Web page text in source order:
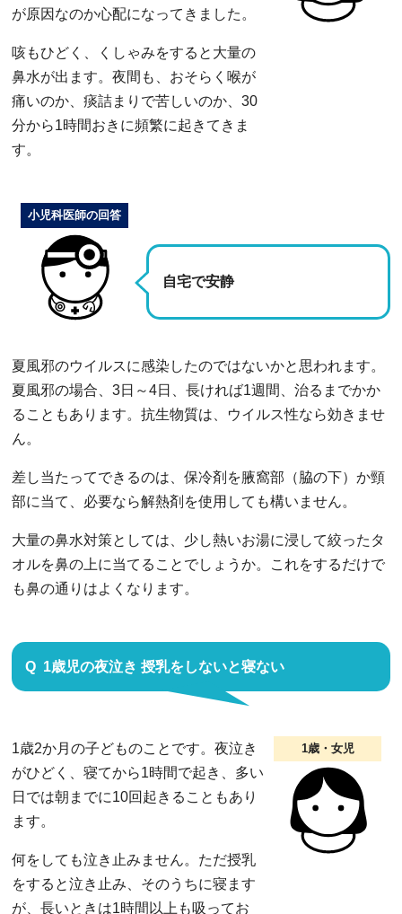
が原因なのか心配になってきました。
咳もひどく、くしゃみをすると大量の
鼻水が出ます。夜間も、おそらく喉が
痛いのか、痰詰まりで苦しいのか、30
分から1時間おきに頻繁に起きてきま
す。
自宅で安静
小児科医師の回答
夏風邪のウイルスに感染したのではないかと思われます。
夏風邪の場合、3日～4日、長ければ1週間、治るまでかか
ることもあります。抗生物質は、ウイルス性なら効きませ
ん。
差し当たってできるのは、保冷剤を腋窩部（脇の下）か頸
部に当て、必要なら解熱剤を使用しても構いません。
大量の鼻水対策としては、少し熱いお湯に浸して絞ったタ
オルを鼻の上に当てることでしょうか。これをするだけで
も鼻の通りはよくなります。
1歳児の夜泣き 授乳をしないと寝ない
1歳・女児
1歳2か月の子どものことです。夜泣き
がひどく、寝てから1時間で起き、多い
日では朝までに10回起きることもあり
ます。
何をしても泣き止みません。ただ授乳
をすると泣き止み、そのうちに寝ます
が、長いときは1時間以上も吸ってお